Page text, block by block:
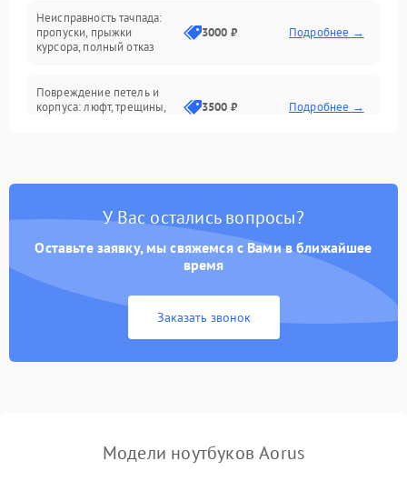
Сеть и интернет
Неисправность тачпада:
пропуски, прыжки
курсора, полный отказ
3000 ₽ Подробнее →
Повреждение петель и
корпуса: люфт, трещины,
3500 ₽ Подробнее →
быстрая разрядка,
Неисправность зарядного
питания
2000 ₽ Подробнее →
неисправности кулера
пропадание диска
У Вас остались вопросы?
Оставьте заявку, мы свяжемся с Вами в ближайшее
время
Заказать звонок
Модели ноутбуков Aorus